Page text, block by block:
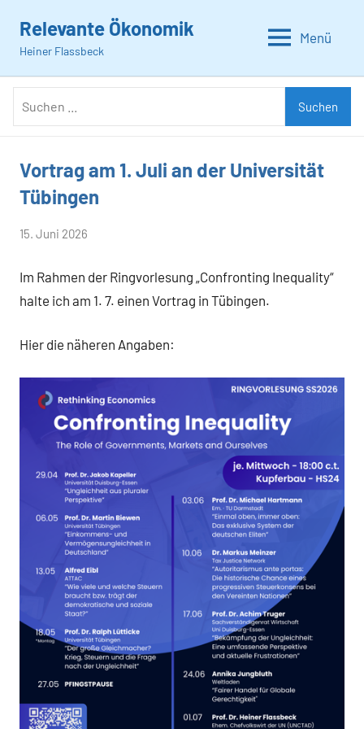
Inhalt
springen
Relevante Ökonomik
Heiner Flassbeck
Menü
Suchen
Allgemein
Vortrag am 1. Juli an der Universität
Tübingen
von
Flassbeck
15. Juni 2026
Im Rahmen der Ringvorlesung „Confronting Inequality“
halte ich am 1. 7. einen Vortrag in Tübingen.
Hier die näheren Angaben: